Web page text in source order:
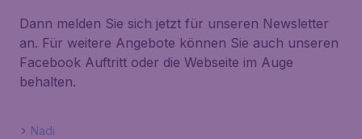
Dann melden Sie sich jetzt für unseren Newsletter
an. Für weitere Angebote können Sie auch unseren
Facebook Auftritt oder die Webseite im Auge
behalten.
Nadi